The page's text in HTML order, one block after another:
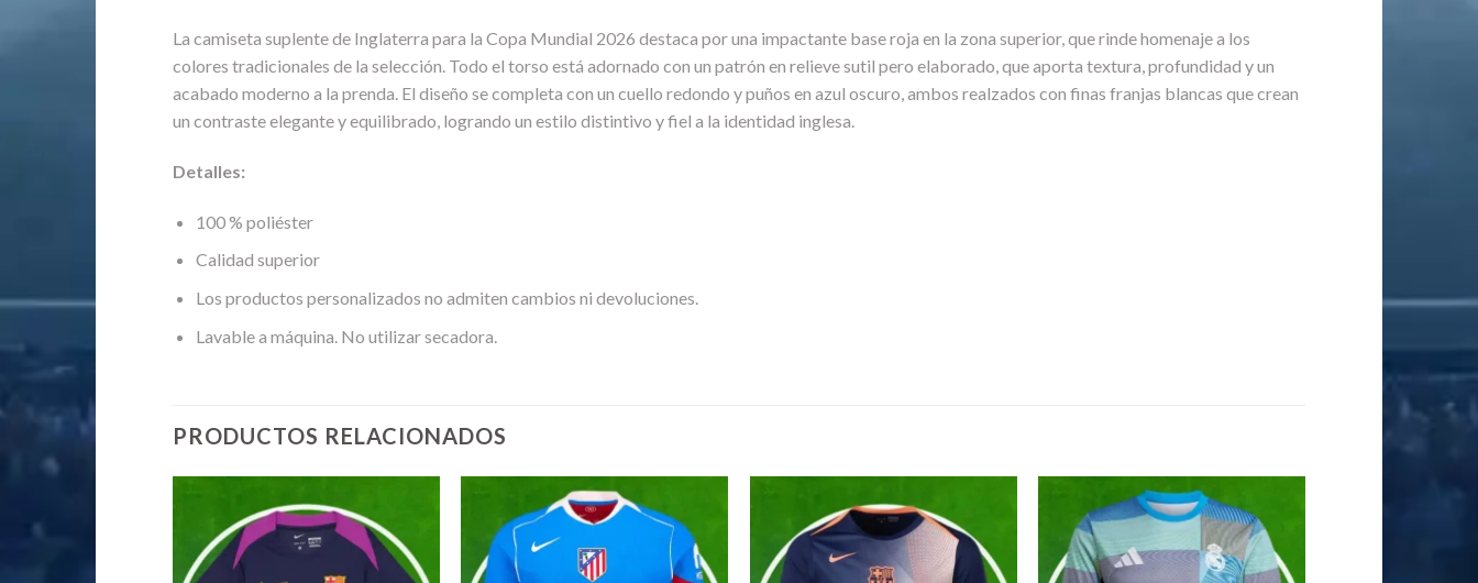
La camiseta suplente de Inglaterra para la Copa Mundial 2026 destaca por una impactante base roja en la zona superior, que rinde homenaje a los
colores tradicionales de la selección. Todo el torso está adornado con un patrón en relieve sutil pero elaborado, que aporta textura, profundidad y un
acabado moderno a la prenda. El diseño se completa con un cuello redondo y puños en azul oscuro, ambos realzados con finas franjas blancas que crean
un contraste elegante y equilibrado, logrando un estilo distintivo y fiel a la identidad inglesa.
Detalles:
100 % poliéster
Calidad superior
Los productos personalizados no admiten cambios ni devoluciones.
Lavable a máquina. No utilizar secadora.
PRODUCTOS RELACIONADOS